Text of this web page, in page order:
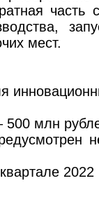
часть
мест.
500 млн
2022